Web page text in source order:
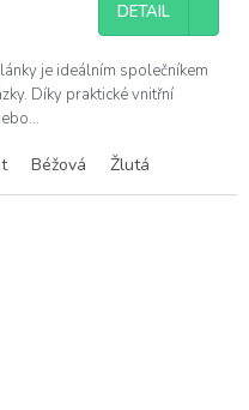
DETAIL
je ideálním společníkem
Díky praktické vnitřní
Béžová Žlutá